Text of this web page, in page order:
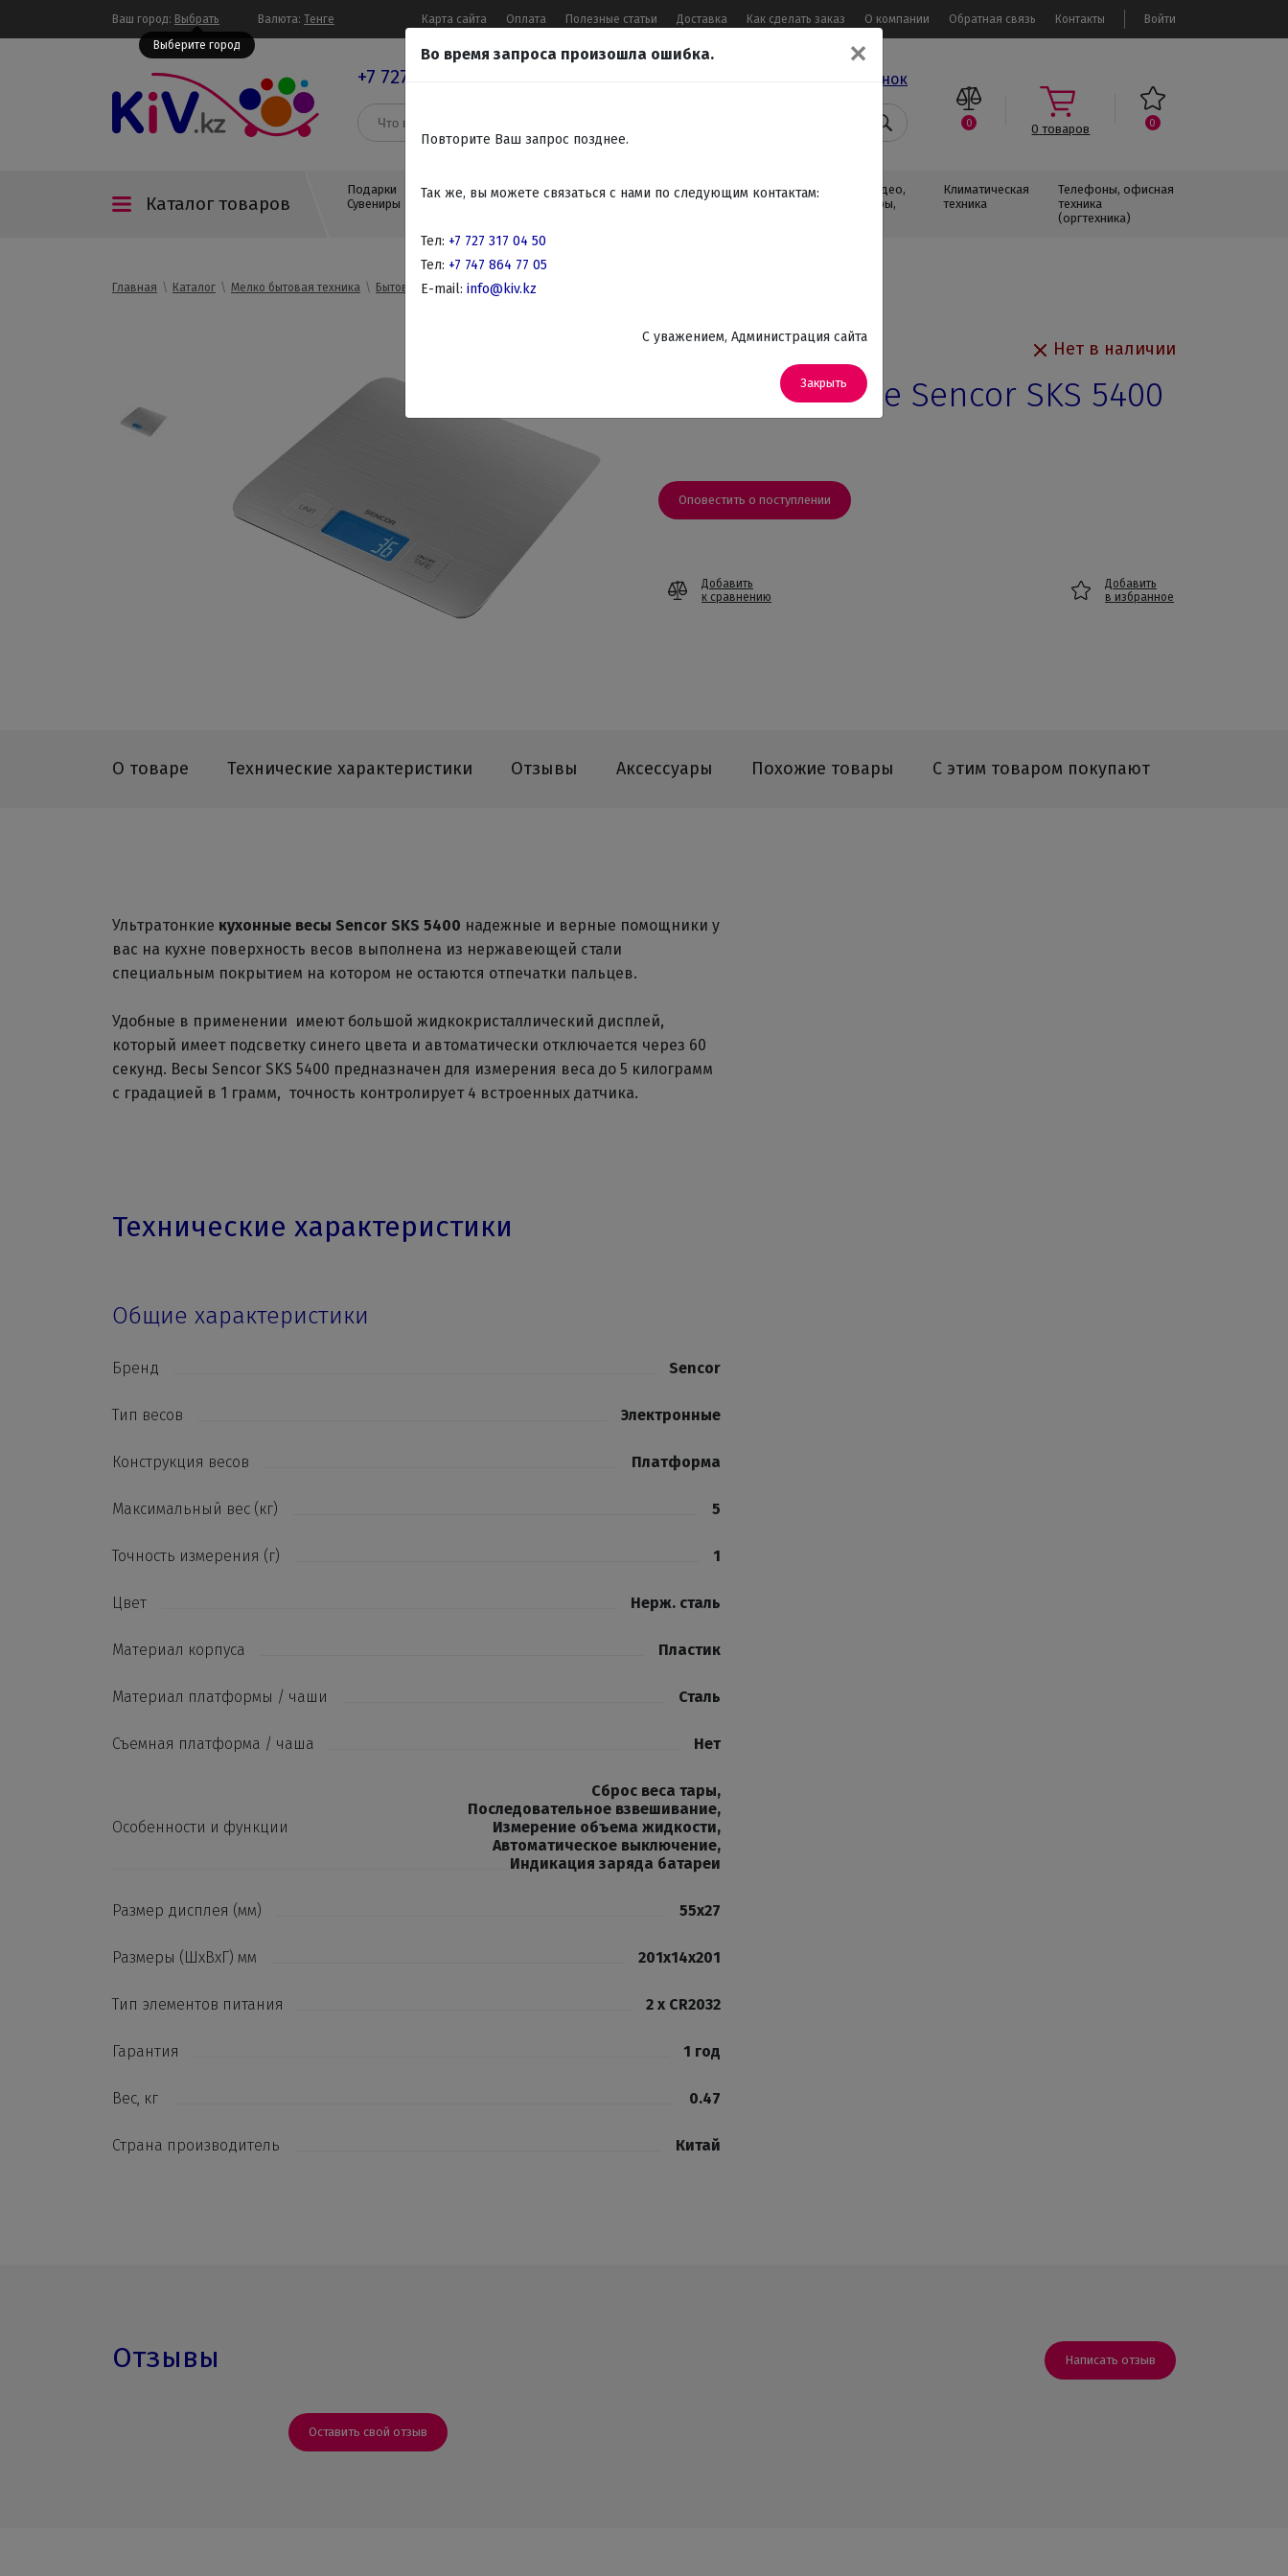
Ваш город: Выбрать Валюта: Тенге Войти
Карта сайта Оплата Полезные статьи Доставка Как сделать заказ О компании Обратная связь Контакты
+7 727 317 04 50 Заказать звонок
0 0 товаров 0
Каталог товаров
Подарки
Сувениры
Встраиваемая
бытовая
Крупно
Мелко
Красота,
Аудио, Видео,
Телевизоры,
Климатическая
техника
Телефоны, офисная
техника
(оргтехника)
Главная Каталог Мелко бытовая техника Бытовая техника для кухни
Артикул: SKS 5400 Нет в наличии
Весы кухонные Sencor SKS 5400
Оповестить о поступлении
Добавить
к сравнению
Добавить
в избранное
О товаре Технические характеристики Отзывы Аксессуары Похожие товары С этим товаром покупают
Ультратонкие кухонные весы Sencor SKS 5400 надежные и верные помощники у
вас на кухне поверхность весов выполнена из нержавеющей стали
специальным покрытием на котором не остаются отпечатки пальцев.
Удобные в применении имеют большой жидкокристаллический дисплей,
который имеет подсветку синего цвета и автоматически отключается через 60
секунд. Весы Sencor SKS 5400 предназначен для измерения веса до 5 килограмм
с градацией в 1 грамм, точность контролирует 4 встроенных датчика.
Технические характеристики
Общие характеристики
Бренд Sencor
Тип весов Электронные
Конструкция весов Платформа
Максимальный вес (кг) 5
Точность измерения (г) 1
Цвет Нерж. сталь
Материал корпуса Пластик
Материал платформы / чаши Сталь
Съемная платформа / чаша Нет
Особенности и функции
Сброс веса тары,
Последовательное взвешивание,
Измерение объема жидкости,
Автоматическое выключение,
Индикация заряда батареи
Размер дисплея (мм) 55х27
Размеры (ШхВхГ) мм 201х14х201
Тип элементов питания 2 х CR2032
Гарантия 1 год
Вес, кг 0.47
Страна производитель Китай
Отзывы Написать отзыв
Оставить свой отзыв
✕
Во время запроса произошла ошибка.
Повторите Ваш запрос позднее.
Так же, вы можете связаться с нами по следующим контактам:
Тел: +7 727 317 04 50
Тел: +7 747 864 77 05
E-mail: info@kiv.kz
C уважением, Администрация сайта
Закрыть
Выберите город